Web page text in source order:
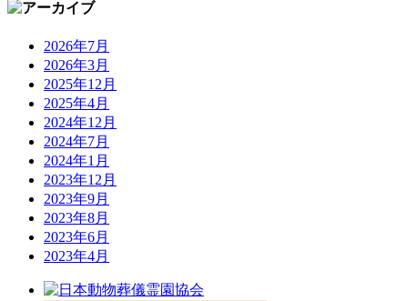
2026年7月
2026年3月
2025年12月
2025年4月
2024年12月
2024年7月
2024年1月
2023年12月
2023年9月
2023年8月
2023年6月
2023年4月